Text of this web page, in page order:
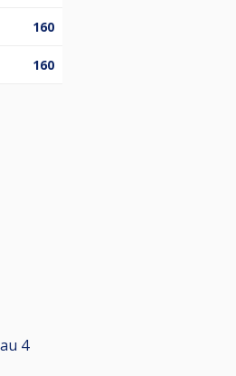
160
160
4